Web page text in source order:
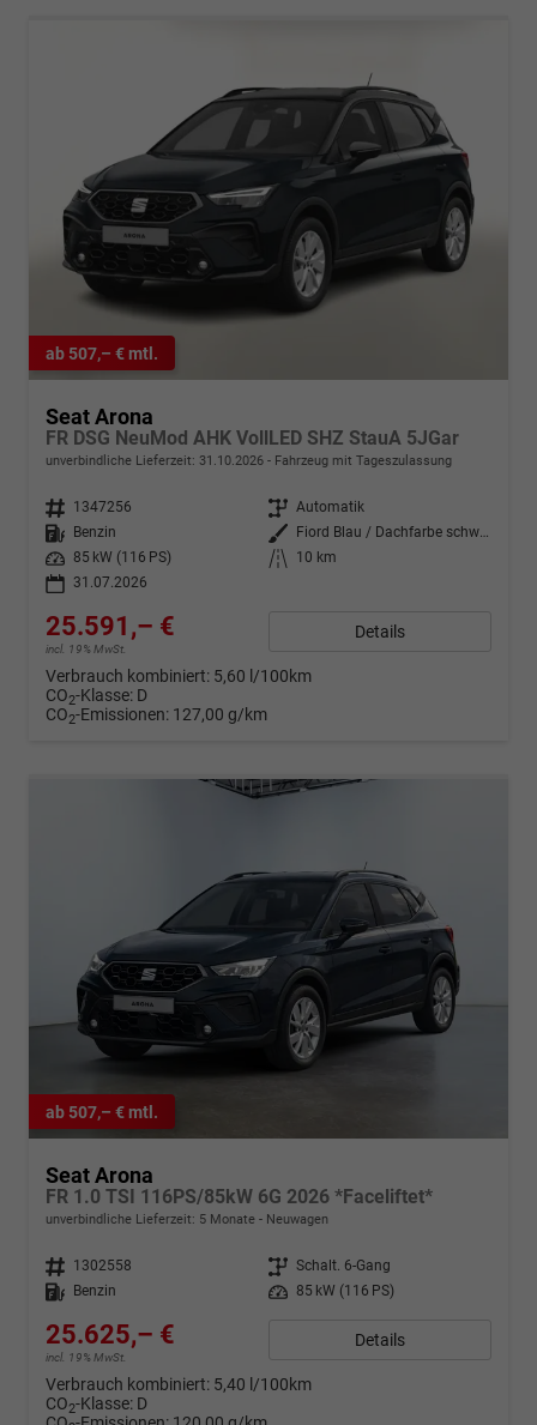
ab 507,– € mtl.
Seat Arona
FR DSG NeuMod AHK VollLED SHZ StauA 5JGar
unverbindliche Lieferzeit: 31.10.2026 Fahrzeug mit Tageszulassung
Fahrzeugnr. 1347256 Getriebe Automatik
Kraftstoff
Benzin Außenfarbe
Fiord Blau / Dachfarbe schwarz
Leistung
85 kW (116 PS) Kilometerstand
10 km
31.07.2026
25.591,– €
incl. 19% MwSt.
Details
Verbrauch kombiniert: 5,60 l/100km
CO2-Klasse: D
CO2-Emissionen: 127,00 g/km
ab 507,– € mtl.
Seat Arona
FR 1.0 TSI 116PS/85kW 6G 2026 *Faceliftet*
unverbindliche Lieferzeit: 5 Monate Neuwagen
Fahrzeugnr. 1302558 Getriebe Schalt. 6-Gang
Kraftstoff
Benzin Leistung 85 kW (116 PS)
25.625,– €
incl. 19% MwSt.
Details
Verbrauch kombiniert: 5,40 l/100km
CO2-Klasse: D